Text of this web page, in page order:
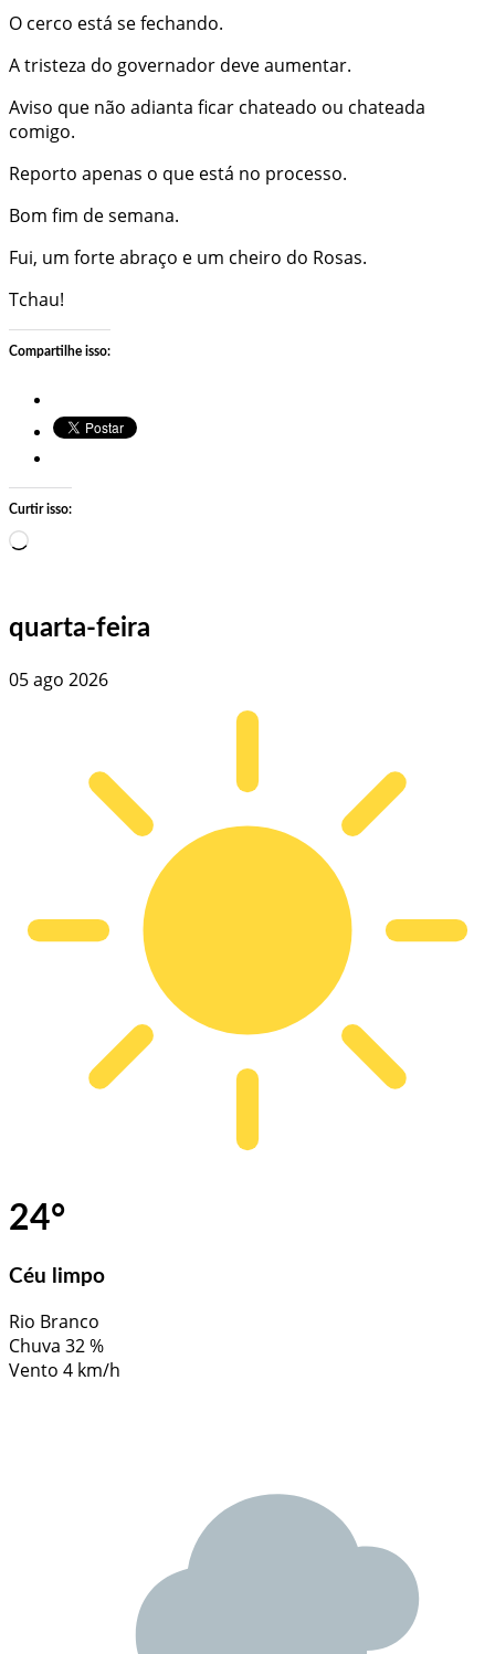
O cerco está se fechando.
A tristeza do governador deve aumentar.
Aviso que não adianta ficar chateado ou chateada
comigo.
Reporto apenas o que está no processo.
Bom fim de semana.
Fui, um forte abraço e um cheiro do Rosas.
Tchau!
Compartilhe isso:
Curtir isso:
Carregando…
quarta-feira
05 ago 2026
24°
Céu limpo
Rio Branco
Chuva 32 %
Vento 4 km/h